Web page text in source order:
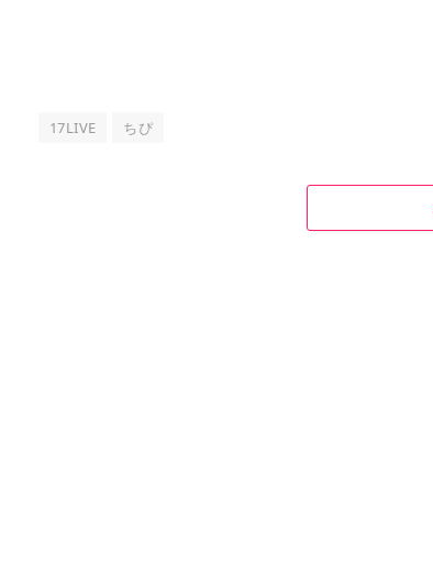
17LIVE ちぴ